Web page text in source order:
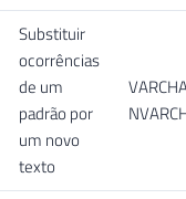
Substituir
ocorrências
de um
padrão por
um novo
texto